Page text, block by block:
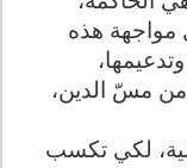
هذه
مسّ الدين،
لكي تكسب